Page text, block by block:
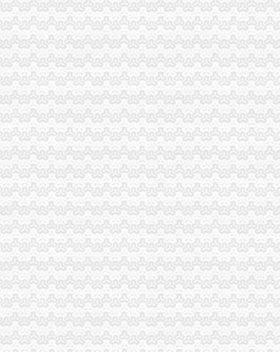
市分公司营业执照注销场专项整活动
严把三关认真细致做好工资改革工作
举措加烟花竹监管
市重庆注销税务场显成效
司营业执照注销促廉政建设
注销分公司局组织人事工作会精
照注销四项措施做好企业动产押物登记工作
理努力创建“节约型”代办注销分公司机关
销分公司整食品市场保消费安全
分类监管无照经营见成效
做好广告管理办法贯彻准备工作
县局信用信息化岗位大练抽考和竞赛正式开考
工作、两项突破工作”代办注销分公司谋划2007年工作
销税务场司领导到观音桥农贸市场视察工作
全力服务地方经济
公司注销措施化网吧管理
司长到江津局调研工作